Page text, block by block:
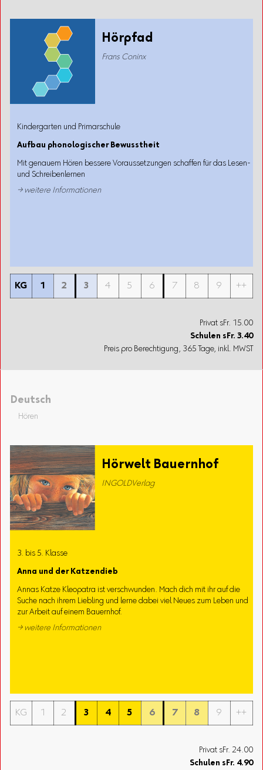
Hörpfad
Frans Coninx
Kindergarten und Primarschule
Aufbau phonologischer Bewusstheit
Mit genauem Hören bessere Voraussetzungen schaffen für das Lesen-
und Schreibenlernen
→ weitere Informationen
KG 1 2 3 4 5 6 7 8 9 ++
Privat sFr. 15.00
Schulen sFr.3.40
Preis pro Berechtigung, 365 Tage, inkl. MWST
Deutsch
Hören
Hörwelt Bauernhof
INGOLDVerlag
3. bis 5. Klasse
Anna und der Katzendieb
Annas Katze Kleopatra ist verschwunden. Mach dich mit ihr auf die
Suche nach ihrem Liebling und lerne dabei viel Neues zum Leben und
zur Arbeit auf einem Bauernhof.
→ weitere Informationen
KG 1 2 3 4 5 6 7 8 9 ++
Privat sFr. 24.00
Schulen sFr. 4.90